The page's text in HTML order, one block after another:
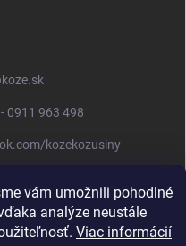
vám umožnili pohodlné
analýze neustále
Viac informácií
koze.sk
0911 963 498
kozekozusiny